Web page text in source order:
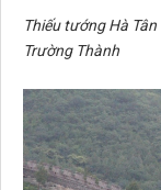
Thiếu tướng Hà
Trường Thành